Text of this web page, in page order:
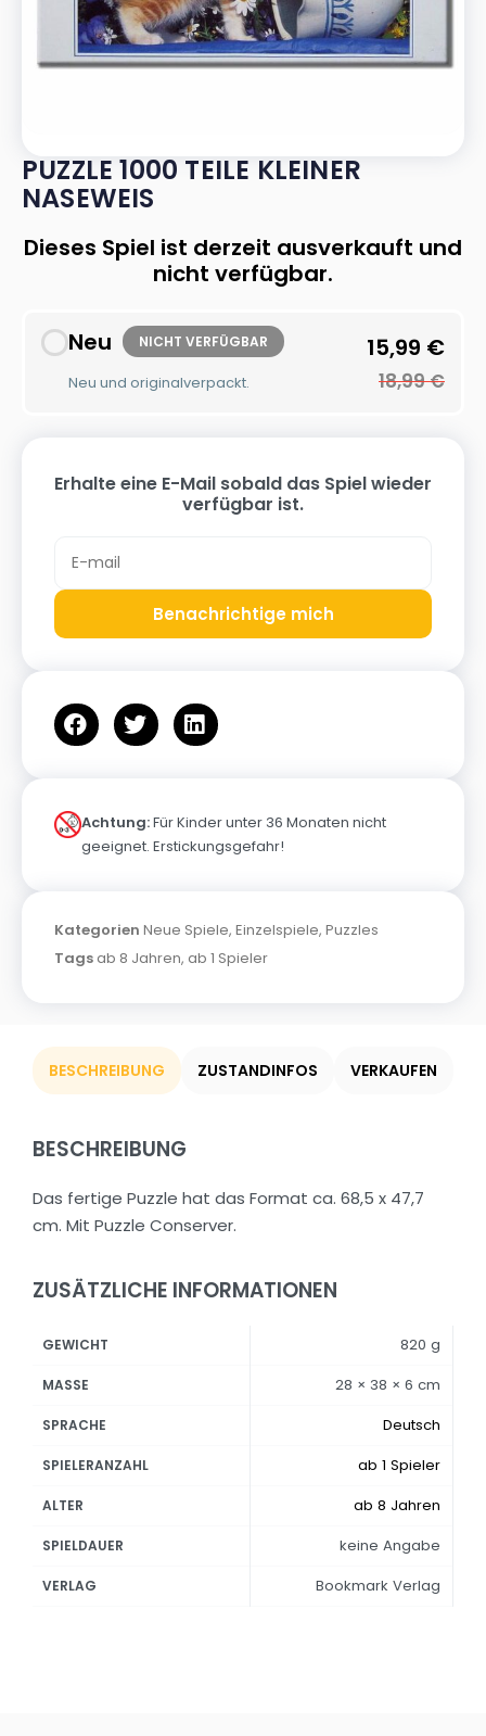
PUZZLE 1000 TEILE KLEINER
NASEWEIS
Dieses Spiel ist derzeit ausverkauft und
nicht verfügbar.
Neu NICHT VERFÜGBAR
Neu und originalverpackt.
15,99 €
18,99€
Erhalte eine E-Mail sobald das Spiel wieder
verfügbar ist.
Benachrichtige mich
Achtung:Für Kinder unter 36 Monaten nicht
geeignet. Erstickungsgefahr!
Kategorien Neue Spiele, Einzelspiele, Puzzles
Tags ab 8 Jahren, ab 1 Spieler
BESCHREIBUNG ZUSTANDINFOS VERKAUFEN
BESCHREIBUNG
Das fertige Puzzle hat das Format ca. 68,5 x 47,7
cm. Mit Puzzle Conserver.
ZUSÄTZLICHE INFORMATIONEN
GEWICHT 820 g
MASSE 28 × 38 × 6 cm
SPRACHE Deutsch
SPIELERANZAHL ab 1 Spieler
ALTER ab 8 Jahren
SPIELDAUER keine Angabe
VERLAG Bookmark Verlag